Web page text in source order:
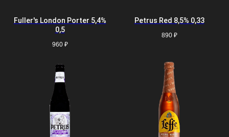
Fuller's London Porter 5,4%
0,5
960 ₽
Petrus Red 8,5% 0,33
890 ₽